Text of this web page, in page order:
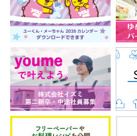
ボーイズ 110cm-150cm
ユニセックス 110cm-150cm
シューズ